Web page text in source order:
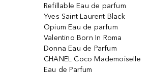
Refillable Eau de parfum
Yves Saint Laurent Black
Opium Eau de parfum
Valentino Born In Roma
Donna Eau de Parfum
CHANEL Coco Mademoiselle
Eau de Parfum